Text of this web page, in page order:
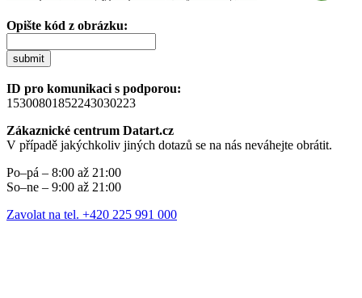
Opište kód z obrázku:
submit
ID pro komunikaci s podporou:
15300801852243030223
Zákaznické centrum Datart.cz
V případě jakýchkoliv jiných dotazů se na nás neváhejte obrátit.
Po–pá – 8:00 až 21:00
So–ne – 9:00 až 21:00
Zavolat na tel. +420 225 991 000